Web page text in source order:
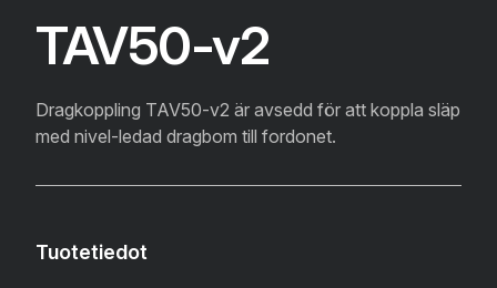
TAV50-v2
Dragkoppling TAV50-v2 är avsedd för att koppla släp
med nivel-ledad dragbom till fordonet.
Tuotetiedot